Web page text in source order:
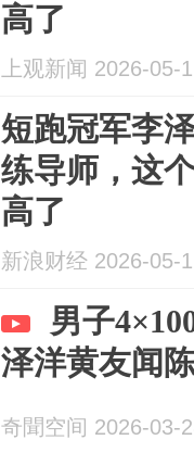
高了
上观新闻 2026-05-
短跑冠军李
练导师，这
高了
新浪财经 2026-05-
男子
泽洋黄友闻
奇聞空间 2026-03-